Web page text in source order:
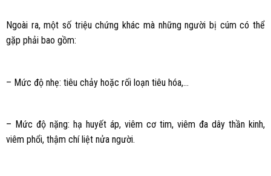
Ngoài ra, một số triệu chứng khác mà những người bị cúm có thể
gặp phải bao gồm:
– Mức độ nhẹ: tiêu chảy hoặc rối loạn tiêu hóa,…
– Mức độ nặng: hạ huyết áp, viêm cơ tim, viêm đa dây thần kinh,
viêm phổi, thậm chí liệt nửa người.